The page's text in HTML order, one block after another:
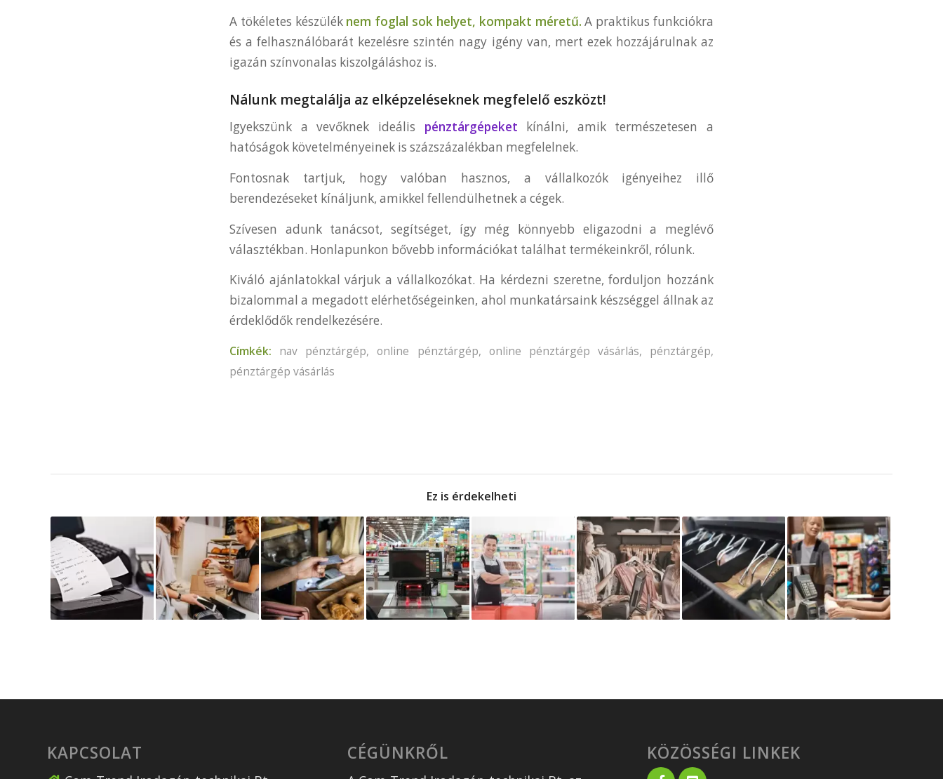
A tökéletes készülék nem foglal sok helyet, kompakt méretű.A praktikus funkciókra
és a felhasználóbarát kezelésre szintén nagy igény van, mert ezek hozzájárulnak az
igazán színvonalas kiszolgáláshoz is.
Nálunk megtalálja az elképzeléseknek megfelelő eszközt!
Igyekszünk a vevőknek ideális pénztárgépeket kínálni, amik természetesen a
hatóságok követelményeinek is százszázalékban megfelelnek.
Fontosnak tartjuk, hogy valóban hasznos, a vállalkozók igényeihez illő
berendezéseket kínáljunk, amikkel fellendülhetnek a cégek.
Szívesen adunk tanácsot, segítséget, így még könnyebb eligazodni a meglévő
választékban. Honlapunkon bővebb információkat találhat termékeinkről, rólunk.
Kiváló ajánlatokkal várjuk a vállalkozókat. Ha kérdezni szeretne, forduljon hozzánk
bizalommal a megadott elérhetőségeinken, ahol munkatársaink készséggel állnak az
érdeklődők rendelkezésére.
Címkék: nav pénztárgép,online pénztárgép, online pénztárgép vásárlás, pénztárgép,
pénztárgép vásárlás
Ez is érdekelheti
KAPCSOLAT CÉGÜNKRŐL KÖZÖSSÉGI LINKEK